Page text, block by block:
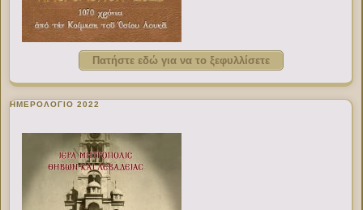
Πατήστε εδώ για να το ξεφυλλίσετε
ΗΜΕΡΟΛΟΓΙΟ 2022